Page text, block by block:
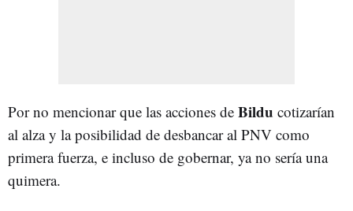
Por no mencionar que las acciones de Bildu cotizarían
al alza y la posibilidad de desbancar al PNV como
primera fuerza, e incluso de gobernar, ya no sería una
quimera.